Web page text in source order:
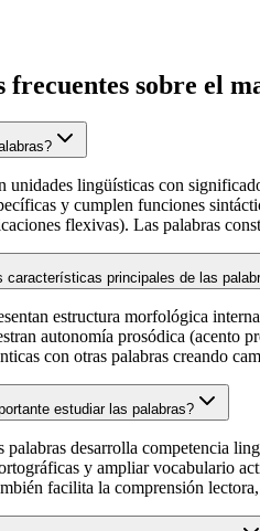
frecuentes sobre el
unidades lingüísticas con
y cumplen funciones
flexivas). Las palabras
características principales de las
estructura morfológica
autonomía prosódica (acento
con otras palabras creando
estudiar las palabras?
palabras desarrolla competencia
y ampliar vocabulario
facilita la comprensión